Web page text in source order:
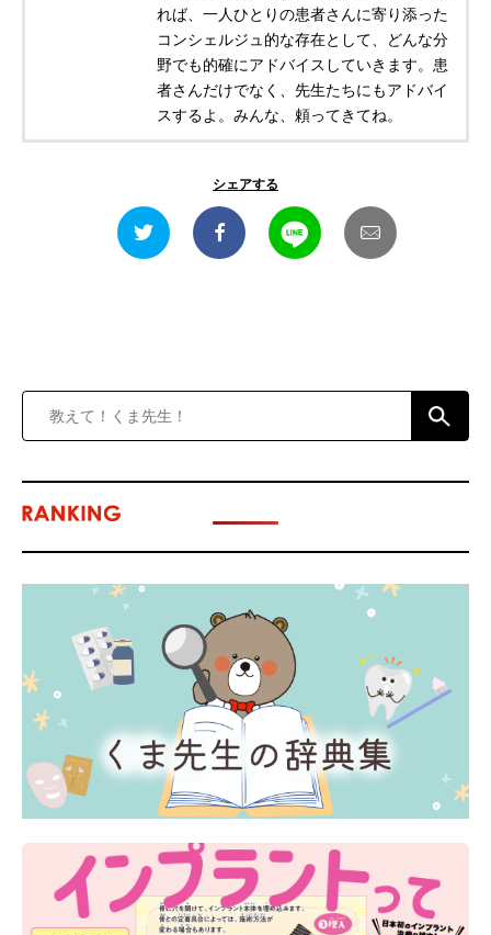
れば、一人ひとりの患者さんに寄り添った
コンシェルジュ的な存在として、どんな分
野でも的確にアドバイスしていきます。患
者さんだけでなく、先生たちにもアドバイ
スするよ。みんな、頼ってきてね。
シェアする